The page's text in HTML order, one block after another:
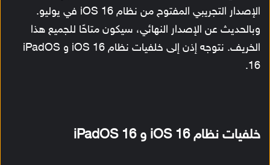
الإصدار التجريبي المفتوح من نظام iOS 16 في يوليو.
وبالحديث عن الإصدار النهائي، سيكون متاحًا للجميع هذا
الخريف. نتوجه إذن إلى خلفيات نظام iOS 16 و iPadOS
16.
خلفيات نظام iOS 16 و iPadOS 16